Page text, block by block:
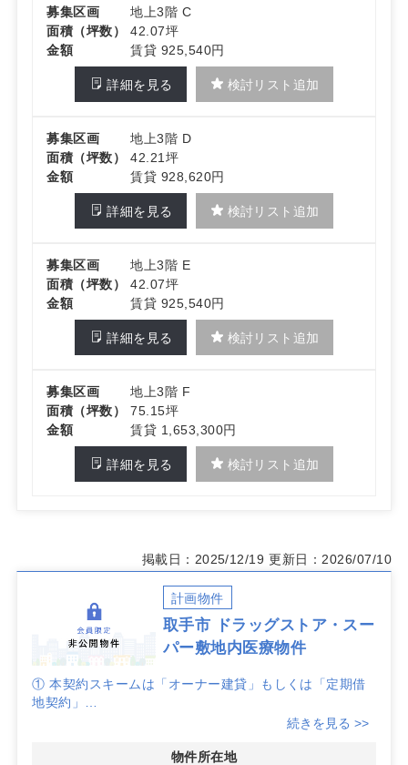
募集区画
地上3階 C
面積（坪数）
42.07坪
金額
賃貸 925,540円
詳細を見る 検討リスト追加
募集区画
地上3階 D
面積（坪数）
42.21坪
金額
賃貸 928,620円
詳細を見る 検討リスト追加
募集区画
地上3階 E
面積（坪数）
42.07坪
金額
賃貸 925,540円
詳細を見る 検討リスト追加
募集区画
地上3階 F
面積（坪数）
75.15坪
金額
賃貸 1,653,300円
詳細を見る 検討リスト追加
掲載日：2025/12/19 更新日：2026/07/10
計画物件
取手市 ドラッグストア・スー
パー敷地内医療物件
① 本契約スキームは「オーナー建貸」もしくは「定期借
地契約」
④ 隣地にドラッグストアが新規オープンし盛業中
続きを見る >>
物件所在地